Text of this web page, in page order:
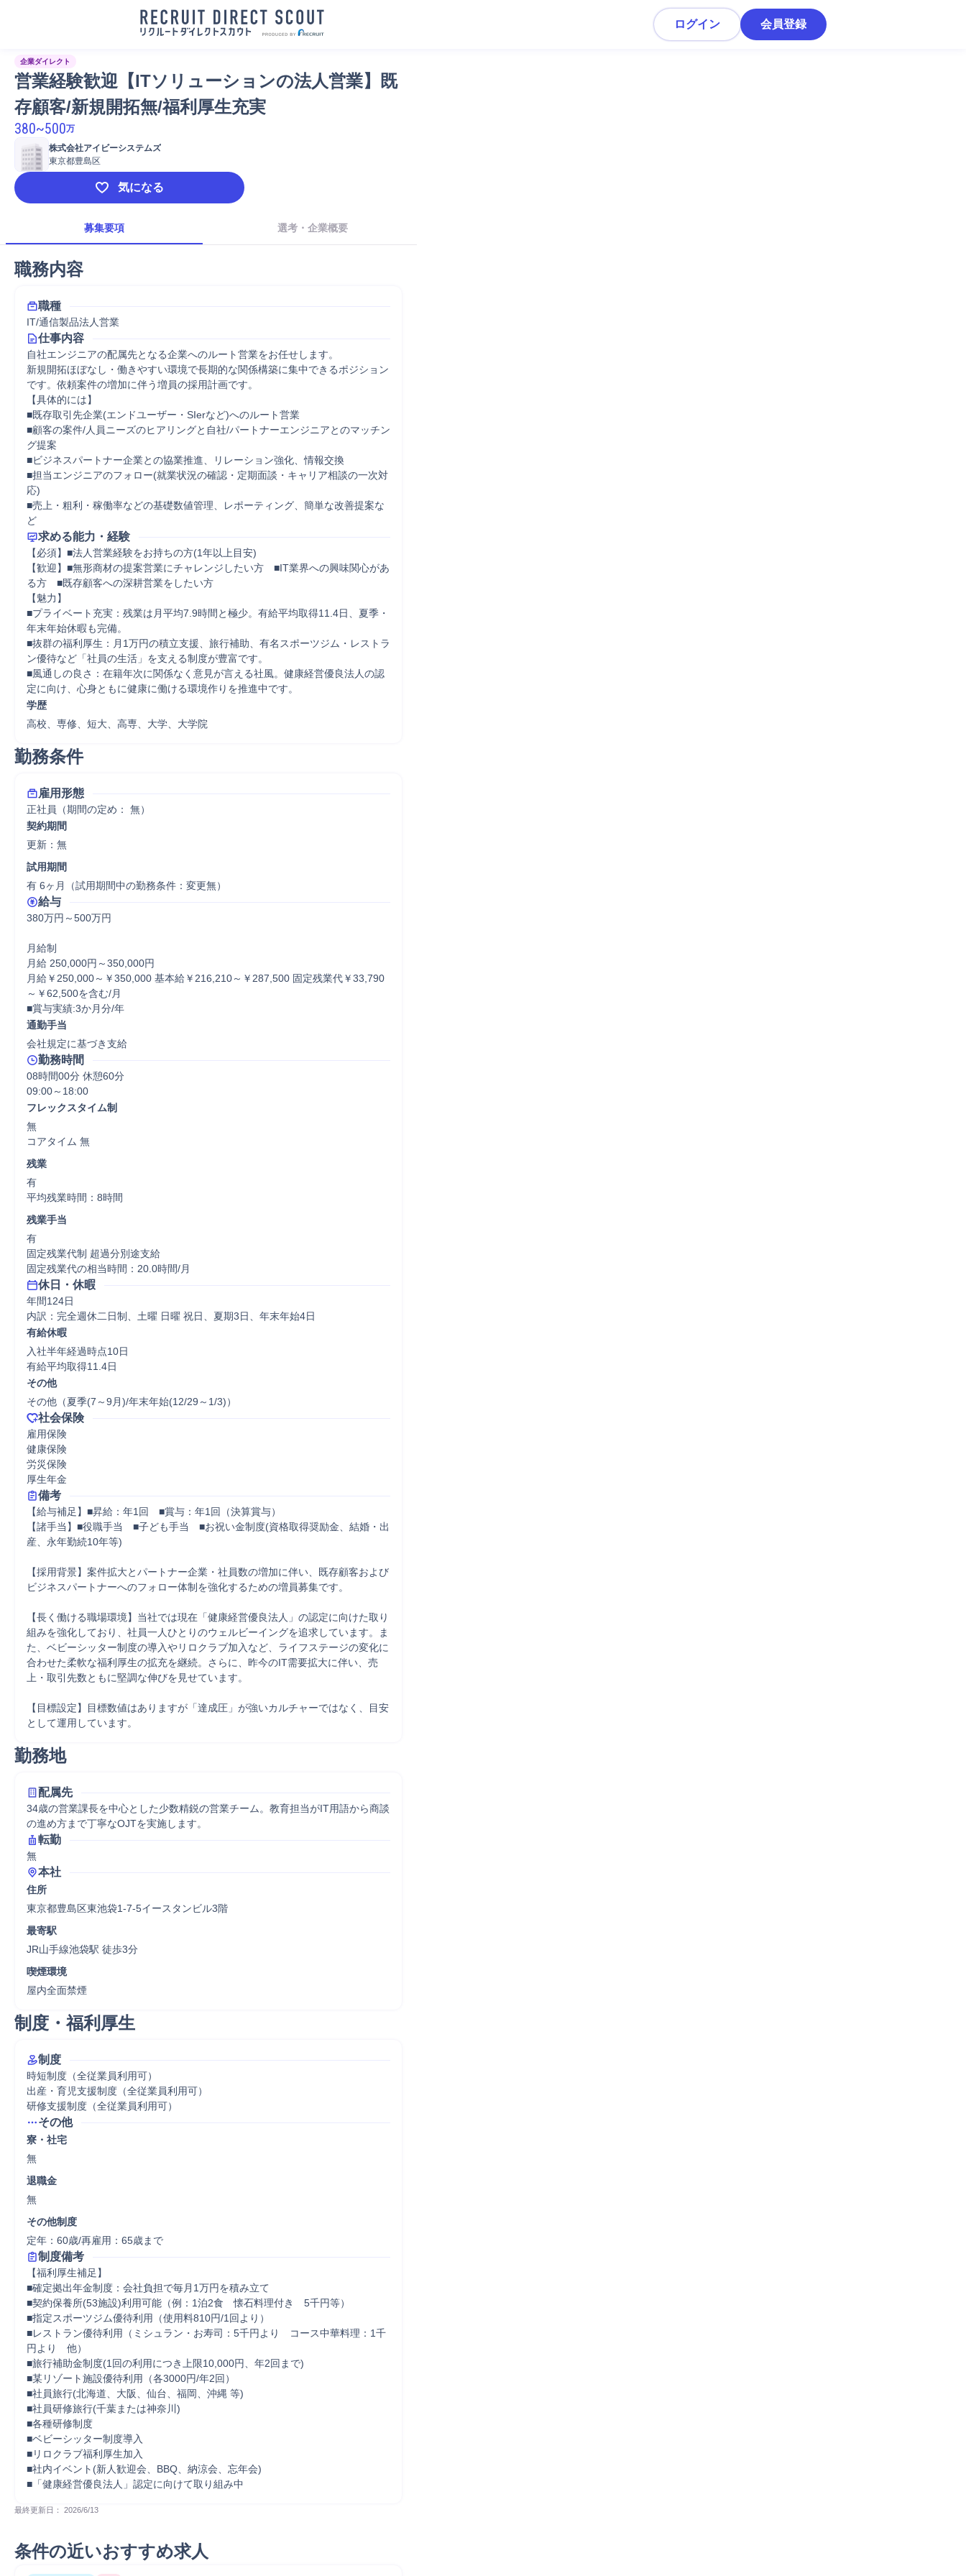
ログイン 会員登録
企業ダイレクト
営業経験歓迎【ITソリューションの法人営業】既
存顧客/新規開拓無/福利厚生充実
380~500万
株式会社アイビーシステムズ
東京都豊島区
気になる
募集要項 選考・企業概要
職務内容
職種
IT/通信製品法人営業
仕事内容
自社エンジニアの配属先となる企業へのルート営業をお任せします。
新規開拓ほぼなし・働きやすい環境で長期的な関係構築に集中できるポジション
です。依頼案件の増加に伴う増員の採用計画です。
【具体的には】
■既存取引先企業(エンドユーザー・SIerなど)へのルート営業
■顧客の案件/人員ニーズのヒアリングと自社/パートナーエンジニアとのマッチン
グ提案
■ビジネスパートナー企業との協業推進、リレーション強化、情報交換
■担当エンジニアのフォロー(就業状況の確認・定期面談・キャリア相談の一次対
応)
■売上・粗利・稼働率などの基礎数値管理、レポーティング、簡単な改善提案な
ど
求める能力・経験
【必須】■法人営業経験をお持ちの方(1年以上目安)
【歓迎】■無形商材の提案営業にチャレンジしたい方　■IT業界への興味関心があ
る方　■既存顧客への深耕営業をしたい方
【魅力】
■プライベート充実：残業は月平均7.9時間と極少。有給平均取得11.4日、夏季・
年末年始休暇も完備。
■抜群の福利厚生：月1万円の積立支援、旅行補助、有名スポーツジム・レストラ
ン優待など「社員の生活」を支える制度が豊富です。
■風通しの良さ：在籍年次に関係なく意見が言える社風。健康経営優良法人の認
定に向け、心身ともに健康に働ける環境作りを推進中です。
学歴
高校、専修、短大、高専、大学、大学院
勤務条件
雇用形態
正社員（期間の定め： 無）
契約期間
更新：無
試用期間
有 6ヶ月（試用期間中の勤務条件：変更無）
給与
380万円～500万円
月給制
月給 250,000円～350,000円
月給￥250,000～￥350,000 基本給￥216,210～￥287,500 固定残業代￥33,790
～￥62,500を含む/月
■賞与実績:3か月分/年
通勤手当
会社規定に基づき支給
勤務時間
08時間00分 休憩60分
フレックスタイム制
無
コアタイム 無
残業
有
平均残業時間：8時間
残業手当
有
固定残業代制 超過分別途支給
固定残業代の相当時間：20.0時間/月
休日・休暇
年間124日
内訳：完全週休二日制、土曜 日曜 祝日、夏期3日、年末年始4日
有給休暇
入社半年経過時点10日
有給平均取得11.4日
その他
その他（夏季(7～9月)/年末年始(12/29～1/3)）
社会保険
雇用保険
健康保険
労災保険
厚生年金
備考
【給与補足】■昇給：年1回　■賞与：年1回（決算賞与）
【諸手当】■役職手当　■子ども手当　■お祝い金制度(資格取得奨励金、結婚・出
産、永年勤続10年等)
【採用背景】案件拡大とパートナー企業・社員数の増加に伴い、既存顧客および
ビジネスパートナーへのフォロー体制を強化するための増員募集です。
【長く働ける職場環境】当社では現在「健康経営優良法人」の認定に向けた取り
組みを強化しており、社員一人ひとりのウェルビーイングを追求しています。ま
た、ベビーシッター制度の導入やリロクラブ加入など、ライフステージの変化に
合わせた柔軟な福利厚生の拡充を継続。さらに、昨今のIT需要拡大に伴い、売
上・取引先数ともに堅調な伸びを見せています。
【目標設定】目標数値はありますが「達成圧」が強いカルチャーではなく、目安
として運用しています。
勤務地
配属先
34歳の営業課長を中心とした少数精鋭の営業チーム。教育担当がIT用語から商談
の進め方まで丁寧なOJTを実施します。
転勤
無
本社
住所
東京都豊島区東池袋1-7-5イースタンビル3階
最寄駅
JR山手線池袋駅 徒歩3分
喫煙環境
屋内全面禁煙
制度・福利厚生
制度
時短制度（全従業員利用可）
出産・育児支援制度（全従業員利用可）
研修支援制度（全従業員利用可）
その他
寮・社宅
無
退職金
無
その他制度
定年：60歳/再雇用：65歳まで
制度備考
【福利厚生補足】
■確定拠出年金制度：会社負担で毎月1万円を積み立て
■契約保養所(53施設)利用可能（例：1泊2食　懐石料理付き　5千円等）
■指定スポーツジム優待利用（使用料810円/1回より）
■レストラン優待利用（ミシュラン・お寿司：5千円より　コース中華料理：1千
円より　他）
■旅行補助金制度(1回の利用につき上限10,000円、年2回まで)
■某リゾート施設優待利用（各3000円/年2回）
■社員旅行(北海道、大阪、仙台、福岡、沖縄 等)
■社員研修旅行(千葉または神奈川)
■各種研修制度
■ベビーシッター制度導入
■リロクラブ福利厚生加入
■社内イベント(新人歓迎会、BBQ、納涼会、忘年会)
■「健康経営優良法人」認定に向けて取り組み中
最終更新日： 2026/6/13
条件の近いおすすめ求人